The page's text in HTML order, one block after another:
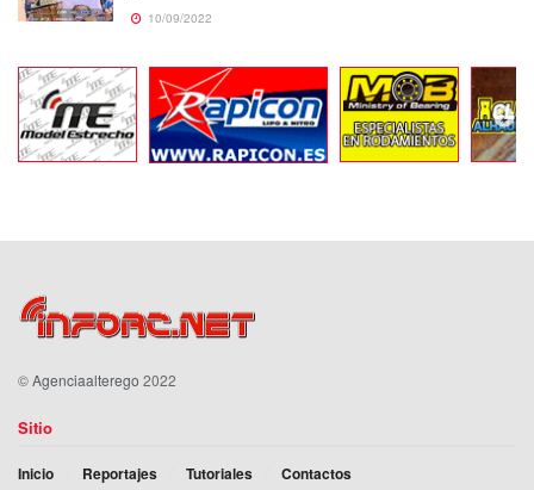
10/09/2022
©Agenciaalterego 2022
Sitio
Inicio Reportajes Tutoriales Contactos